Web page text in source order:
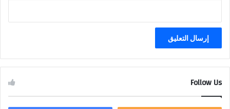
Follow Us